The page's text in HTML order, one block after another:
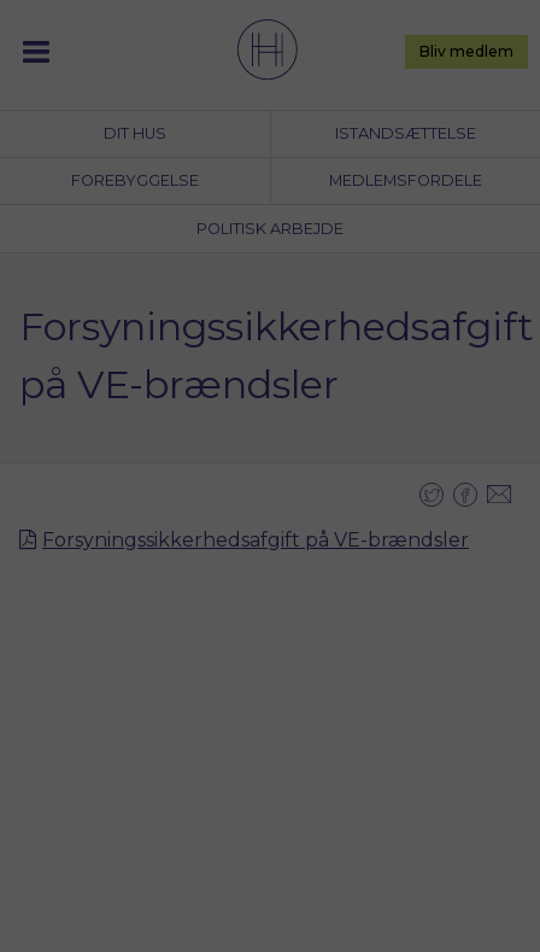
content
DIT HUS ISTANDSÆTTELSE
FOREBYGGELSE MEDLEMSFORDELE
POLITISK ARBEJDE
Bliv medlem
Forsyningssikkerhedsafgift
på VE-brændsler
Forsyningssikkerhedsafgift på VE-brændsler